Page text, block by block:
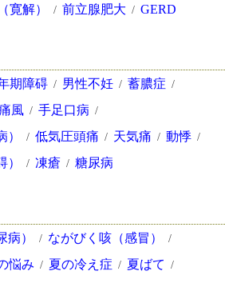
寛解） 前立腺肥大 GERD
期障碍 男性不妊
蓄膿症
風
手足口病
低気圧頭痛 天気痛
動悸
凍瘡 糖尿病
）
ながびく咳（感冒）
悩み 夏の冷え症
夏ばて